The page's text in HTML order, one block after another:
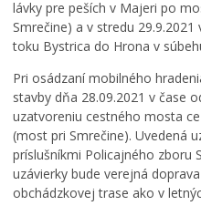
lávky pre peších v Majeri po
Smrečine) a v stredu
toku Bystrica do Hrona v
Pri osádzaní mobilného
stavby dňa 28.09.2021 v čase
uzatvoreniu cestného mosta
(most pri Smrečine). Uvedená
príslušníkmi Policajného zboru
uzávierky bude verejná
obchádzkovej trase ako v
h
v
ý
s
a
d
b
a
b
u
d
c
i
o
u
,
o
p
ä
ť
o
t
d
v
a
n
s
k
é
h
o
j
a